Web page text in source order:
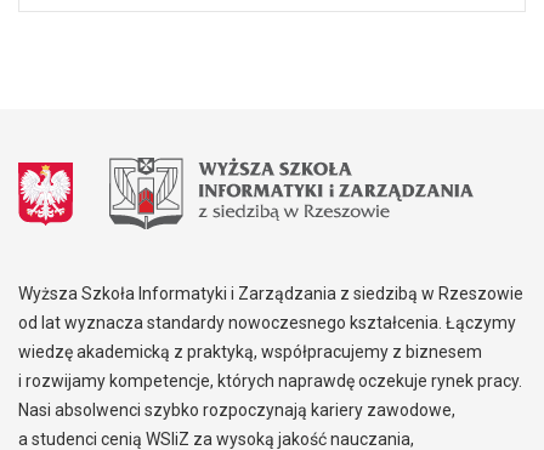
Wyższa Szkoła Informatyki i Zarządzania z siedzibą w Rzeszowie
od lat wyznacza standardy nowoczesnego kształcenia. Łączymy
wiedzę akademicką z praktyką, współpracujemy z biznesem
i rozwijamy kompetencje, których naprawdę oczekuje rynek pracy.
Nasi absolwenci szybko rozpoczynają kariery zawodowe,
a studenci cenią WSIiZ za wysoką jakość nauczania,